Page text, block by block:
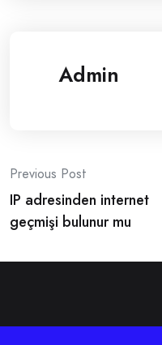
Admin
Post
navigation
Previous Post
IP adresinden internet
geçmişi bulunur mu